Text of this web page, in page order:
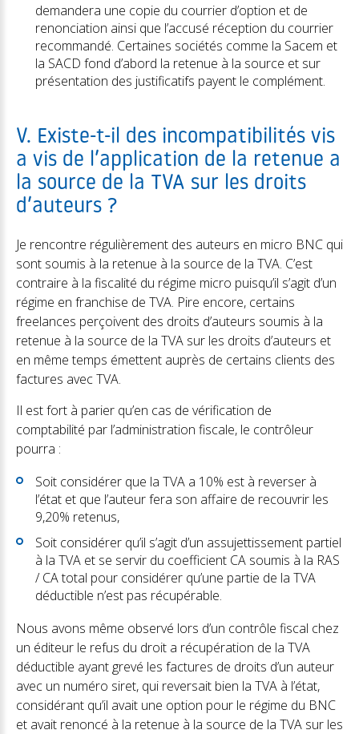
demandera une copie du courrier d’option et de
renonciation ainsi que l’accusé réception du courrier
recommandé. Certaines sociétés comme la Sacem et
la SACD fond d’abord la retenue à la source et sur
présentation des justificatifs payent le complément.
V. Existe-t-il des incompatibilités vis
a vis de l’application de la retenue a
la source de la TVA sur les droits
d’auteurs ?
Je rencontre régulièrement des auteurs en micro BNC qui
sont soumis à la retenue à la source de la TVA. C’est
contraire à la fiscalité du régime micro puisqu’il s’agit d’un
régime en franchise de TVA. Pire encore, certains
freelances perçoivent des droits d’auteurs soumis à la
retenue à la source de la TVA sur les droits d’auteurs et
en même temps émettent auprès de certains clients des
factures avec TVA.
Il est fort à parier qu’en cas de vérification de
comptabilité par l’administration fiscale, le contrôleur
pourra :
Soit considérer que la TVA a 10% est à reverser à
l’état et que l’auteur fera son affaire de recouvrir les
9,20% retenus,
Soit considérer qu’il s’agit d’un assujettissement partiel
à la TVA et se servir du coefficient CA soumis à la RAS
/ CA total pour considérer qu’une partie de la TVA
déductible n’est pas récupérable.
Nous avons même observé lors d’un contrôle fiscal chez
un éditeur le refus du droit a récupération de la TVA
déductible ayant grevé les factures de droits d’un auteur
avec un numéro siret, qui reversait bien la TVA à l’état,
considérant qu’il avait une option pour le régime du BNC
et avait renoncé à la retenue à la source de la TVA sur les